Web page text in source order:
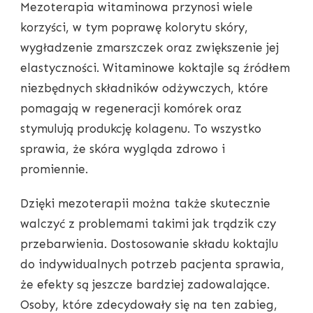
Mezoterapia witaminowa przynosi wiele
korzyści, w tym poprawę kolorytu skóry,
wygładzenie zmarszczek oraz zwiększenie jej
elastyczności. Witaminowe koktajle są źródłem
niezbędnych składników odżywczych, które
pomagają w regeneracji komórek oraz
stymulują produkcję kolagenu. To wszystko
sprawia, że skóra wygląda zdrowo i
promiennie.
Dzięki mezoterapii można także skutecznie
walczyć z problemami takimi jak trądzik czy
przebarwienia. Dostosowanie składu koktajlu
do indywidualnych potrzeb pacjenta sprawia,
że efekty są jeszcze bardziej zadowalające.
Osoby, które zdecydowały się na ten zabieg,